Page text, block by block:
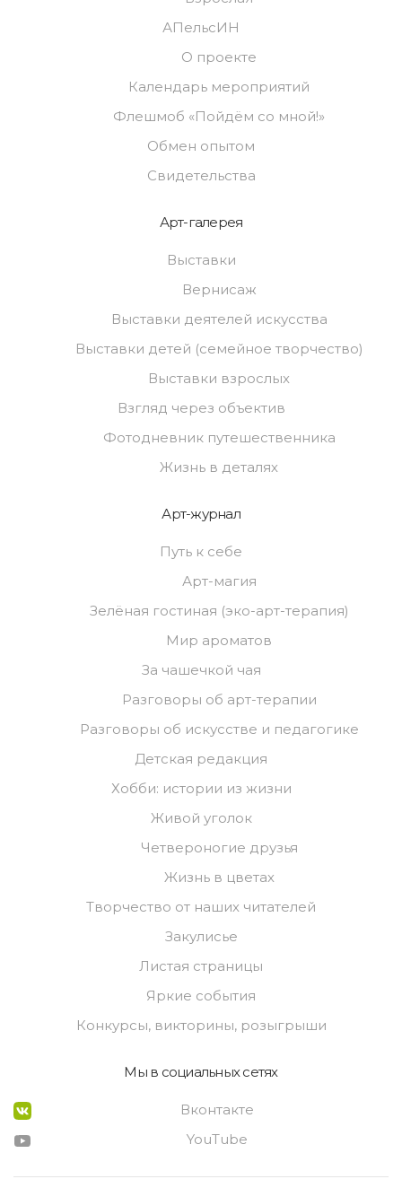
АПельсИН
О проекте
Календарь мероприятий
Флешмоб «Пойдём со мной!»
Обмен опытом
Свидетельства
Арт-галерея
Выставки
Вернисаж
Выставки деятелей искусства
Выставки детей (семейное творчество)
Выставки взрослых
Взгляд через объектив
Фотодневник путешественника
Жизнь в деталях
Арт-журнал
Путь к себе
Арт-магия
Зелёная гостиная (эко-арт-терапия)
Мир ароматов
За чашечкой чая
Разговоры об арт-терапии
Разговоры об искусстве и педагогике
Детская редакция
Хобби: истории из жизни
Живой уголок
Четвероногие друзья
Жизнь в цветах
Творчество от наших читателей
Закулисье
Листая страницы
Яркие события
Конкурсы, викторины, розыгрыши
Мы в социальных сетях
Вконтакте
YouTube